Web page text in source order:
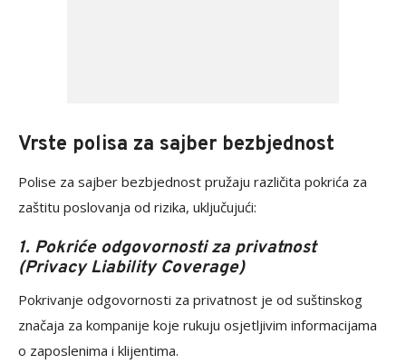
Vrste polisa za sajber bezbjednost
Polise za sajber bezbjednost pružaju različita pokrića za
zaštitu poslovanja od rizika, uključujući:
1. Pokriće odgovornosti za privatnost
(Privacy Liability Coverage)
Pokrivanje odgovornosti za privatnost je od suštinskog
značaja za kompanije koje rukuju osjetljivim informacijama
o zaposlenima i klijentima.